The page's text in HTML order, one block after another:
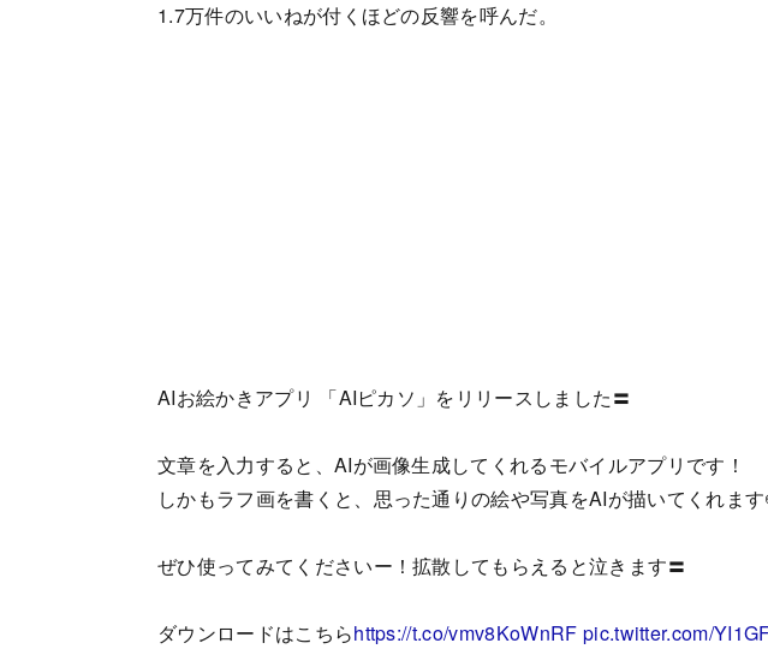
1.7万件のいいねが付くほどの反響を呼んだ。
AIお絵かきアプリ 「AIピカソ」をリリースしました〓
文章を入力すると、AIが画像生成してくれるモバイルアプリです！
しかもラフ画を書くと、思った通りの絵や写真をAIが描いてくれま
ぜひ使ってみてくださいー！拡散してもらえると泣きます〓
ダウンロードはこちらhttps://t.co/vmv8KoWnRF pic.twitter.com/